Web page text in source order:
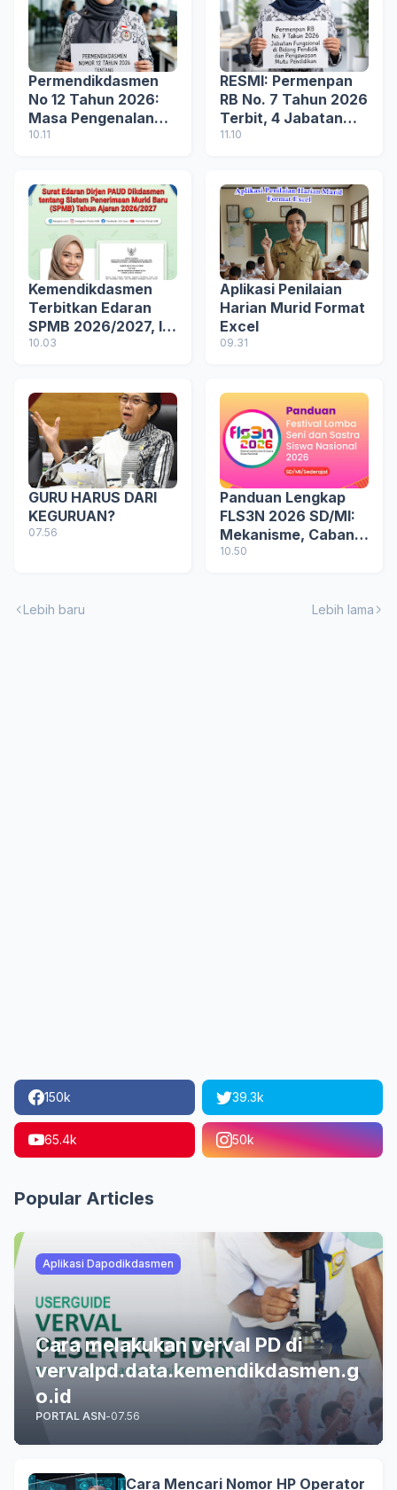
Permendikdasmen
No 12 Tahun 2026:
Masa Pengenalan
Lingkungan Sekolah
10.11
RESMI: Permenpan
RB No. 7 Tahun 2026
Terbit, 4 Jabatan
Fungsional
11.10
Kemendikdasmen
Terbitkan Edaran
SPMB 2026/2027, Ini
Aturan Lengkap
10.03
Aplikasi Penilaian
Harian Murid Format
Excel
09.31
GURU HARUS DARI
KEGURUAN?
07.56
Panduan Lengkap
FLS3N 2026 SD/MI:
Mekanisme, Cabang
Lomba, Seleksi,
10.50
Lebih baru Lebih lama
150k 39.3k
65.4k 50k
Popular Articles
Aplikasi Dapodikdasmen
Cara melakukan verval PD di
vervalpd.data.kemendikdasmen.g
o.id
PORTAL ASN-07.56
Cara Mencari Nomor HP Operator